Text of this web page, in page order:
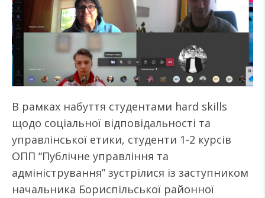
В рамках набуття студентами hard skills
щодо соціальної відповідальності та
управлінської етики, студенти 1-2 курсів
ОПП “Публічне управління та
адміністрування” зустрілися із заступником
начальника Бориспільської районної